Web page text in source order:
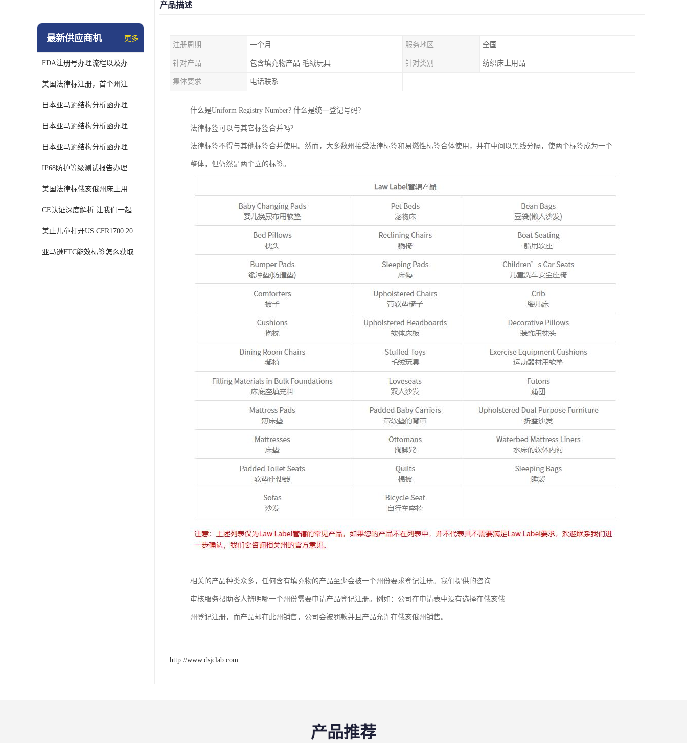
最新供应商机 更多
FDA注册号办理流程以及办理周期是多久
美国法律标注册，首个州注册该如何选择
日本亚马逊结构分析函办理 日本亚马逊 电饭煲
日本亚马逊结构分析函办理 日本亚马逊 热水壶等；
日本亚马逊结构分析函办理 日本亚马逊 果汁搅拌机
IP68防护等级测试报告办理标准要求
美国法律标俄亥俄州床上用品许可证讲解！
CE认证深度解析 让我们一起来认识CE认证
美止儿童打开US CFR1700.20
亚马逊FTC能效标签怎么获取
产品描述
注册周期 一个月 服务地区 全国
针对产品 包含填充物产品 毛绒玩具 针对类别 纺织床上用品
集体要求 电话联系
什么是Uniform Registry Number? 什么是统一登记号码?
法律标签可以与其它标签合并吗?
法律标签不得与其他标签合并使用。然而，大多数州接受法律标签和易燃性标签合体使用，并在中间以黑线分隔，使两个标签成为一个
整体，但仍然是两个立的标签。
相关的产品种类众多，任何含有填充物的产品至少会被一个州份要求登记注册。我们提供的咨询
审核服务帮助客人辨明哪一个州份需要申请产品登记注册。例如：公司在申请表中没有选择在俄亥俄
州登记注册，而产品却在此州销售，公司会被罚款并且产品允许在俄亥俄州销售。
http://www.dsjclab.com
产品推荐